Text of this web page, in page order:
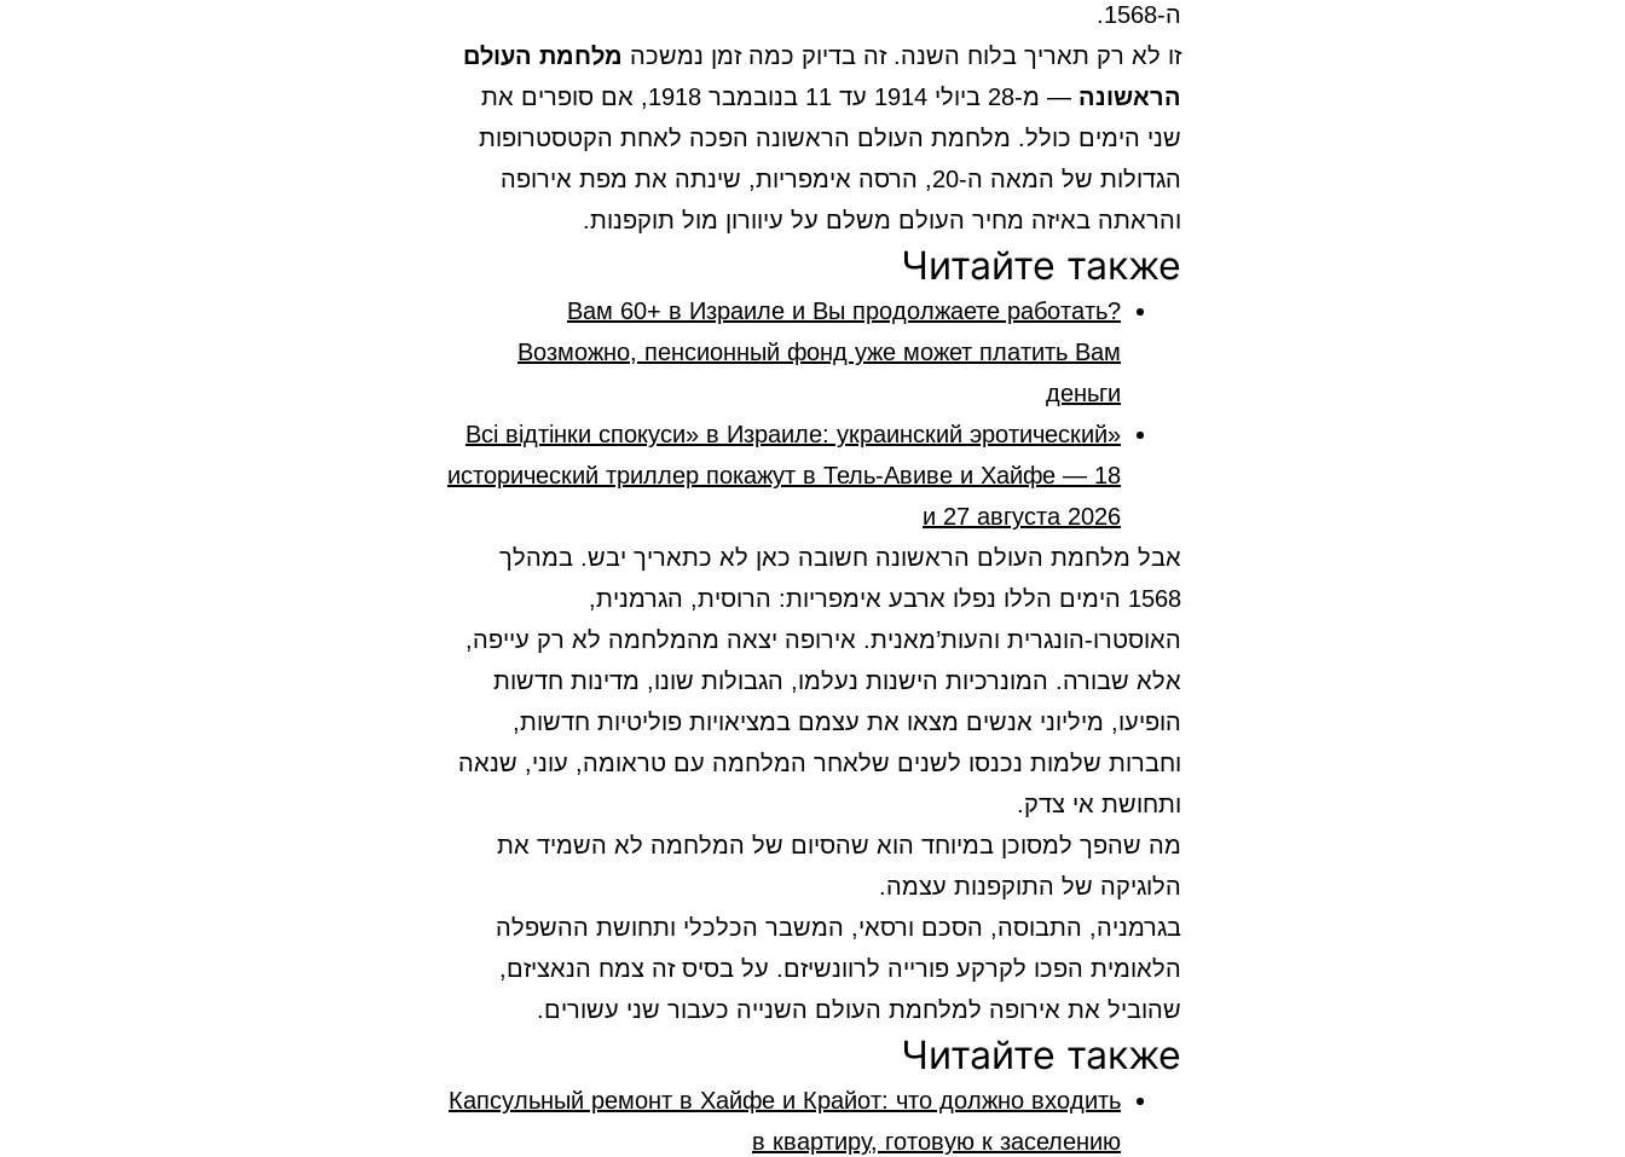
ה-1568.
זו לא רק תאריך בלוח השנה. זה בדיוק כמה זמן נמשכה מלחמת העולם
הראשונה
— מ-28 ביולי 1914 עד 11 בנובמבר 1918, אם סופרים את
שני הימים כולל. מלחמת העולם הראשונה הפכה לאחת הקטסטרופות
הגדולות של המאה ה-20, הרסה אימפריות, שינתה את מפת אירופה
והראתה באיזה מחיר העולם משלם על עיוורון מול תוקפנות.
Читайте также
Вам 60+ в Израиле и Вы продолжаете работать?
Возможно, пенсионный фонд уже может платить Вам
деньги
«Всі відтінки спокуси» в Израиле: украинский эротический
исторический триллер покажут в Тель-Авиве и Хайфе — 18
и 27 августа 2026
אבל מלחמת העולם הראשונה חשובה כאן לא כתאריך יבש. במהלך
1568 הימים הללו נפלו ארבע אימפריות: הרוסית, הגרמנית,
האוסטרו-הונגרית והעות’מאנית. אירופה יצאה מהמלחמה לא רק עייפה,
אלא שבורה. המונרכיות הישנות נעלמו, הגבולות שונו, מדינות חדשות
הופיעו, מיליוני אנשים מצאו את עצמם במציאויות פוליטיות חדשות,
וחברות שלמות נכנסו לשנים שלאחר המלחמה עם טראומה, עוני, שנאה
ותחושת אי צדק.
מה שהפך למסוכן במיוחד הוא שהסיום של המלחמה לא השמיד את
הלוגיקה של התוקפנות עצמה.
בגרמניה, התבוסה, הסכם ורסאי, המשבר הכלכלי ותחושת ההשפלה
הלאומית הפכו לקרקע פורייה לרוונשיזם. על בסיס זה צמח הנאציזם,
שהוביל את אירופה למלחמת העולם השנייה כעבור שני עשורים.
Читайте также
Капсульный ремонт в Хайфе и Крайот: что должно входить
в квартиру, готовую к заселению